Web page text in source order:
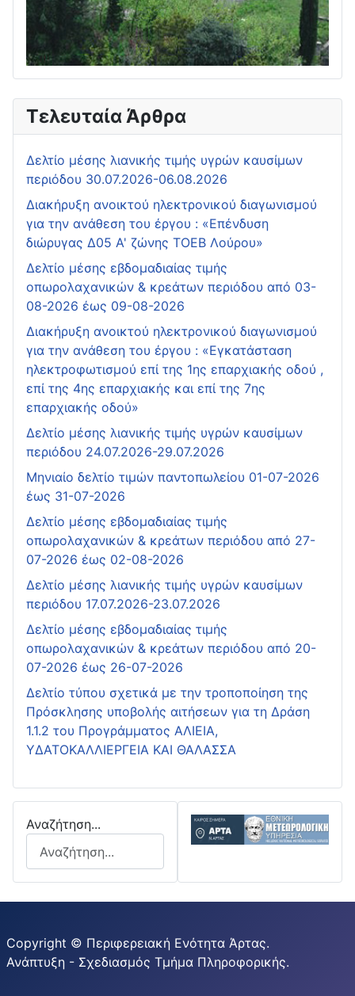
Τελευταία Άρθρα
Δελτίο μέσης λιανικής τιμής υγρών καυσίμων
περιόδου 30.07.2026-06.08.2026
Διακήρυξη ανοικτού ηλεκτρονικού διαγωνισμού
για την ανάθεση του έργου : «Επένδυση
διώρυγας Δ05 Α' ζώνης ΤΟΕΒ Λούρου»
Δελτίο μέσης εβδομαδιαίας τιμής
οπωρολαχανικών & κρεάτων περιόδου από 03-
08-2026 έως 09-08-2026
Διακήρυξη ανοικτού ηλεκτρονικού διαγωνισμού
για την ανάθεση του έργου : «Εγκατάσταση
ηλεκτροφωτισμού επί της 1ης επαρχιακής οδού ,
επί της 4ης επαρχιακής και επί της 7ης
επαρχιακής οδού»
Δελτίο μέσης λιανικής τιμής υγρών καυσίμων
περιόδου 24.07.2026-29.07.2026
Μηνιαίο δελτίο τιμών παντοπωλείου 01-07-2026
έως 31-07-2026
Δελτίο μέσης εβδομαδιαίας τιμής
οπωρολαχανικών & κρεάτων περιόδου από 27-
07-2026 έως 02-08-2026
Δελτίο μέσης λιανικής τιμής υγρών καυσίμων
περιόδου 17.07.2026-23.07.2026
Δελτίο μέσης εβδομαδιαίας τιμής
οπωρολαχανικών & κρεάτων περιόδου από 20-
07-2026 έως 26-07-2026
Δελτίο τύπου σχετικά με την τροποποίηση της
Πρόσκλησης υποβολής αιτήσεων για τη Δράση
1.1.2 του Προγράμματος ΑΛΙΕΙΑ,
ΥΔΑΤΟΚΑΛΛΙΕΡΓΕΙΑ ΚΑΙ ΘΑΛΑΣΣΑ
Αναζήτηση...
Copyright © Περιφερειακή Ενότητα Άρτας.
Ανάπτυξη - Σχεδιασμός Τμήμα Πληροφορικής.